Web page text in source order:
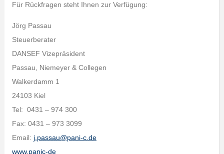
Für Rückfragen steht Ihnen zur Verfügung:
Jörg Passau
Steuerberater
DANSEF Vizepräsident
Passau, Niemeyer & Collegen
Walkerdamm 1
24103 Kiel
Tel: 0431 – 974 300
Fax: 0431 – 973 3099
Email: j.passau@pani-c.de
www.panic-de